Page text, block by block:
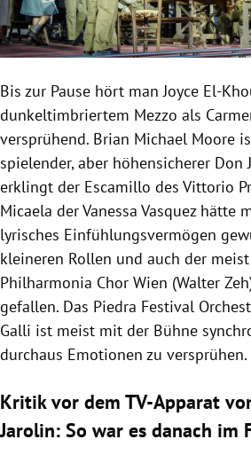
Bis zur Pause hört man Joyce El-
dunkeltimbriertem Mezzo als
versprühend. Brian Michael Moore
spielender, aber höhensicherer Don
erklingt der Escamillo des Vittorio
Micaela der Vanessa Vasquez hätte
lyrisches Einfühlungsvermögen
kleineren Rollen und auch der
Philharmonia Chor Wien (Walter
gefallen. Das Piedra Festival
Galli ist meist mit der Bühne
durchaus Emotionen zu versprühen.
Kritik vor dem TV-Apparat
Jarolin: So war es danach im